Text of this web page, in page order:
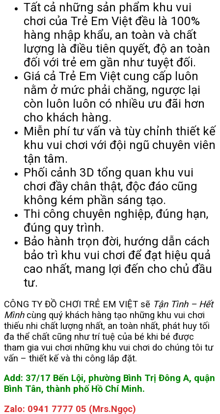
Tất cả những sản phẩm khu vui
chơi của Trẻ Em Việt đều là 100%
hàng nhập khẩu, an toàn và chất
lượng là điều tiên quyết, độ an toàn
đối với trẻ em gần như tuyệt đối.
Giá cả Trẻ Em Việt cung cấp luôn
nằm ở mức phải chăng, ngược lại
còn luôn luôn có nhiều ưu đãi hơn
cho khách hàng.
Miễn phí tư vấn và tùy chỉnh thiết kế
khu vui chơi với đội ngũ chuyên viên
tận tâm.
Phối cảnh 3D tổng quan khu vui
chơi đầy chân thật, độc đáo cũng
không kém phần sáng tạo.
Thi công chuyên nghiệp, đúng hạn,
đúng quy trình.
Bảo hành trọn đời, hướng dẫn cách
bảo trì khu vui chơi để đạt hiệu quả
cao nhất, mang lợi đến cho chủ đầu
tư.
CÔNG TY ĐỒ CHƠI TRẺ EM VIỆT sẽ Tận Tình – Hết
Mìnhcùng quý khách hàng tạo những khu vui chơi
thiếu nhi chất lượng nhất, an toàn nhất, phát huy tối
đa thể chất cũng như trí tuệ của bé khi bé được
tham gia vui chơi những khu vui chơi do chúng tôi tư
vấn – thiết kế và thi công lắp đặt.
Add: 37/17 Bến Lội, phường Bình Trị Đông A, quận
Bình Tân, thành phố Hồ Chí Minh.
Zalo: 0941 7777 05 (Mrs.Ngọc)